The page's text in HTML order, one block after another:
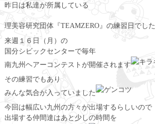
昨日は私達が所属している
理美容研究団体『TEAMZERO』の練習日でした
来週１６日（月）の
国分シビックセンターで毎年
南九州ヘアーコンテストが開催されます
その練習でもあり
みんな気合が入っていました
今回は幅広い九州の方々が出場するらしいので
出場する仲間達はあと少しの時間を